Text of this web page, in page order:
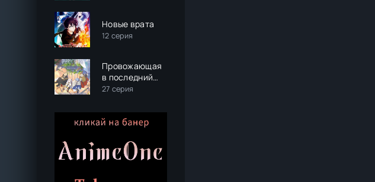
сотворения
мира
Новые врата
12 серия
Провожающая
в последний
путь Фрирен
27 серия